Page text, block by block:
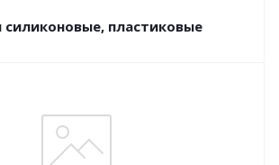
силиконовые, пластиковые